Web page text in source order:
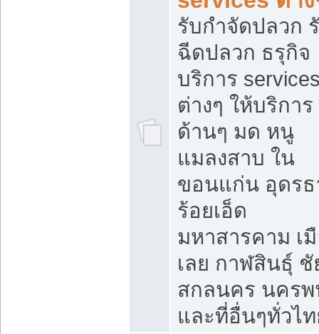
รับกำจัดปลวก
ฉีดปลวก ธรุกิจ
บริการ
ต่างๆ ให้บริการ
ด้านๆ มด หนู
แมลงสาบ ใน
ขอนแก่น อุดร
ร้อยเอ็ด
มหาสารคาม เ
เลย กาฬสินธุ์
สกลนคร นคร
และที่อื่นๆทั่วไ